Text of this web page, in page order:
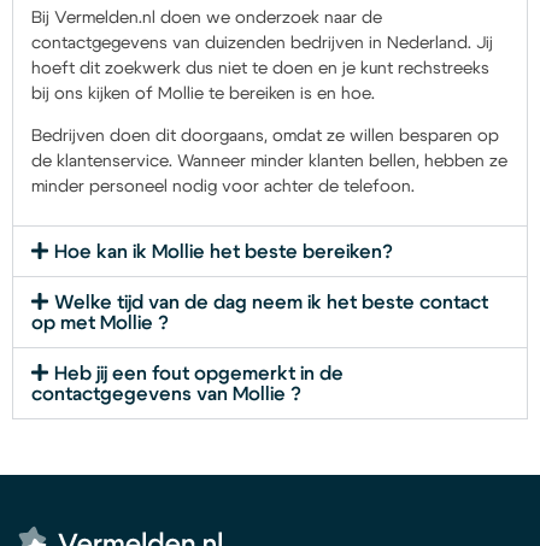
Bij Vermelden.nl doen we onderzoek naar de
contactgegevens van duizenden bedrijven in Nederland. Jij
hoeft dit zoekwerk dus niet te doen en je kunt rechstreeks
bij ons kijken of Mollie te bereiken is en hoe.
Bedrijven doen dit doorgaans, omdat ze willen besparen op
de klantenservice. Wanneer minder klanten bellen, hebben ze
minder personeel nodig voor achter de telefoon.
Hoe kan ik Mollie het beste bereiken?
Welke tijd van de dag neem ik het beste contact
op met Mollie ?
Heb jij een fout opgemerkt in de
contactgegevens van Mollie ?